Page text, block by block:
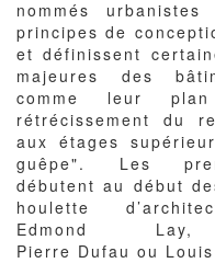
nommés
principes de
et définissent
majeures des
comme leur
rétrécissement du
aux étages
guêpe". Les
débutent au début
houlette
Edmond
Pierre Dufau ou